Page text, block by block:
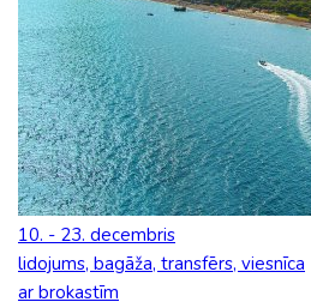
10. - 23. decembris
lidojums, bagāža, transfērs, viesnīca
ar brokastīm